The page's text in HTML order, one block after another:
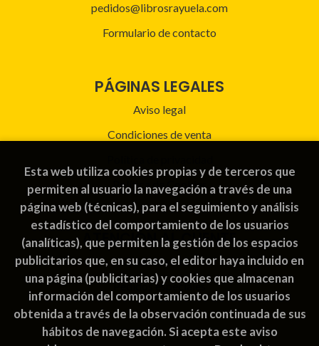
pedidos@librosrayuela.com
Formulario de contacto
PÁGINAS LEGALES
Aviso legal
Condiciones de venta
Política de Cookies
ATENCIÓN AL CLIENTE
Quiénes somos
Pedidos especiales
Esta web utiliza cookies propias y de terceros que
permiten al usuario la navegación a través de una
página web (técnicas), para el seguimiento y análisis
estadístico del comportamiento de los usuarios
(analíticas), que permiten la gestión de los espacios
publicitarios que, en su caso, el editor haya incluido en
una página (publicitarias) y cookies que almacenan
información del comportamiento de los usuarios
obtenida a través de la observación continuada de sus
hábitos de navegación. Si acepta este aviso